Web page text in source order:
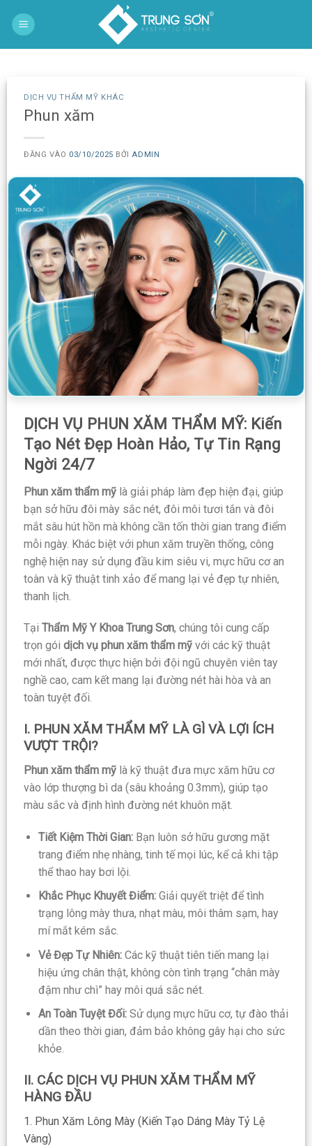
qua
DỊCH VỤ THẨM MỸ KHÁC
Phun xăm
ĐĂNG VÀO 03/10/2025 BỞI ADMIN
DỊCH VỤ PHUN XĂM THẨM MỸ: Kiến
Tạo Nét Đẹp Hoàn Hảo, Tự Tin Rạng
Ngời 24/7
Phun xăm thẩm mỹ là giải pháp làm đẹp hiện đại, giúp
bạn sở hữu đôi mày sắc nét, đôi môi tươi tắn và đôi
mắt sâu hút hồn mà không cần tốn thời gian trang điểm
mỗi ngày. Khác biệt với phun xăm truyền thống, công
nghệ hiện nay sử dụng đầu kim siêu vi, mực hữu cơ an
toàn và kỹ thuật tinh xảo để mang lại vẻ đẹp tự nhiên,
thanh lịch.
Tại Thẩm Mỹ Y Khoa Trung Sơn, chúng tôi cung cấp
trọn gói dịch vụ phun xăm thẩm mỹ với các kỹ thuật
mới nhất, được thực hiện bởi đội ngũ chuyên viên tay
nghề cao, cam kết mang lại đường nét hài hòa và an
toàn tuyệt đối.
I. PHUN XĂM THẨM MỸ LÀ GÌ VÀ LỢI ÍCH
VƯỢT TRỘI?
Phun xăm thẩm mỹ là kỹ thuật đưa mực xăm hữu cơ
vào lớp thượng bì da (sâu khoảng 0.3mm), giúp tạo
màu sắc và định hình đường nét khuôn mặt.
Tiết Kiệm Thời Gian:Bạn luôn sở hữu gương mặt
trang điểm nhẹ nhàng, tinh tế mọi lúc, kể cả khi tập
thể thao hay bơi lội.
Khắc Phục Khuyết Điểm:Giải quyết triệt để tình
trạng lông mày thưa, nhạt màu, môi thâm sạm, hay
mí mắt kém sắc.
Vẻ Đẹp Tự Nhiên:Các kỹ thuật tiên tiến mang lại
hiệu ứng chân thật, không còn tình trạng “chân mày
đậm như chì” hay môi quá sắc nét.
An Toàn Tuyệt Đối:Sử dụng mực hữu cơ, tự đào thải
dần theo thời gian, đảm bảo không gây hại cho sức
khỏe.
II. CÁC DỊCH VỤ PHUN XĂM THẨM MỸ
HÀNG ĐẦU
1. Phun Xăm Lông Mày (Kiến Tạo Dáng Mày Tỷ Lệ
Vàng)